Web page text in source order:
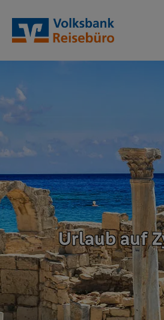
Urlaub auf